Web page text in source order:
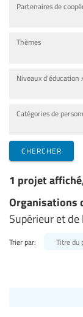
Partenaires de
Thèmes
Niveaux d’éducation
Catégories de
CHERCHER
1 projet
Organisations
Supérieur et de
Trier par: Titre du